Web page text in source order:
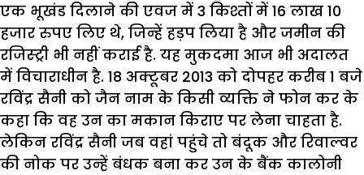
एक भूखंड दिलाने की एवज में 3 किश्तों में 16 लाख 10
हजार रुपए लिए थे, जिन्हें हड़प लिया है और जमीन की
रजिस्ट्री भी नहीं कराई है. यह मुकदमा आज भी अदालत
में विचाराधीन है. 18 अक्टूबर 2013 को दोपहर करीब 1 बजे
रविंद्र सैनी को जैन नाम के किसी व्यक्ति ने फोन कर के
कहा कि वह उन का मकान किराए पर लेना चाहता है.
लेकिन रविंद्र सैनी जब वहां पहुंचे तो बंदूक और रिवाल्वर
की नोक पर उन्हें बंधक बना कर उन के बैंक कालोनी